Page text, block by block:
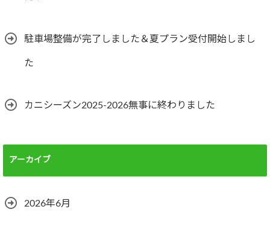
駐車場整備が完了しました＆夏プラン受付開始しまし
た
カニシーズン2025-2026無事に終わりました
アーカイブ
2026年6月